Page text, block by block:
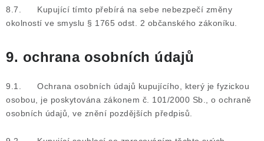
8.7. Kupující tímto přebírá na sebe nebezpečí změny
okolností ve smyslu § 1765 odst. 2 občanského zákoníku.
9. ochrana osobních údajů
9.1. Ochrana osobních údajů kupujícího, který je fyzickou
osobou, je poskytována zákonem č. 101/2000 Sb., o ochraně
osobních údajů, ve znění pozdějších předpisů.